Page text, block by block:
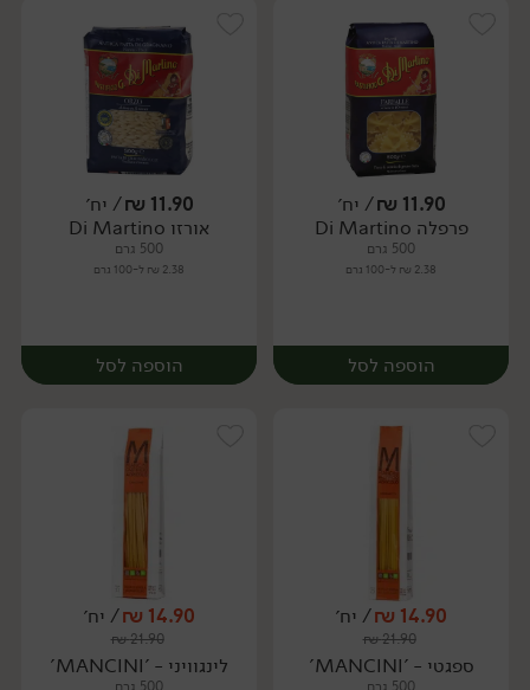
יח׳ יח׳
11.90
₪/ יח׳
פרפלה Di Martino
500 גרם
2.38 ₪ ל-100 גרם
הוספה לסל
יח׳
11.90
₪/ יח׳
אורזו Di Martino
500 גרם
2.38 ₪ ל-100 גרם
הוספה לסל
יח׳
14.90
₪/ יח׳
21.90
₪
ספגטי - 'MANCINI'
14.90
₪/ יח׳
21.90
₪
לינגוויני - 'MANCINI'